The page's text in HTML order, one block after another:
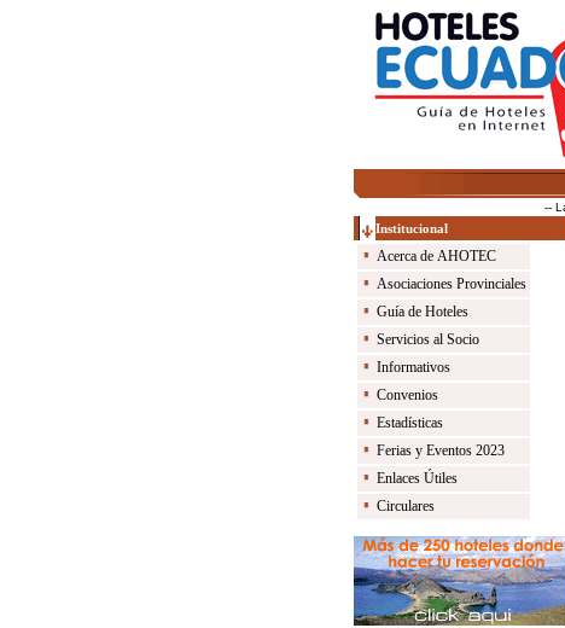
-- La
Institucional
Acerca de AHOTEC
Asociaciones Provinciales
Guía de Hoteles
Servicios al Socio
Informativos
Convenios
Estadísticas
Ferias y Eventos 2023
Enlaces Útiles
Circulares